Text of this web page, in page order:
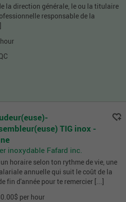
la direction générale, le ou la titulaire
responsable de la
TIG inox -
inoxydable Fafard inc.
horaire selon ton rythme de vie, une
annuelle qui suit le coût de la
fin d'année pour te remercier [...]
per hour